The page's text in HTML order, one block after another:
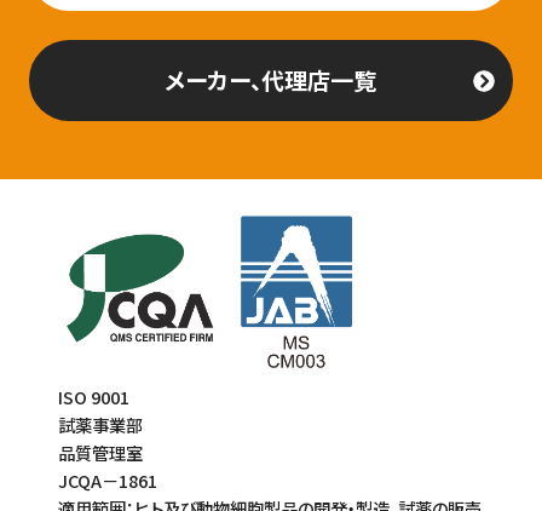
メーカー、代理店一覧
ISO 9001
試薬事業部
品質管理室
JCQA－1861